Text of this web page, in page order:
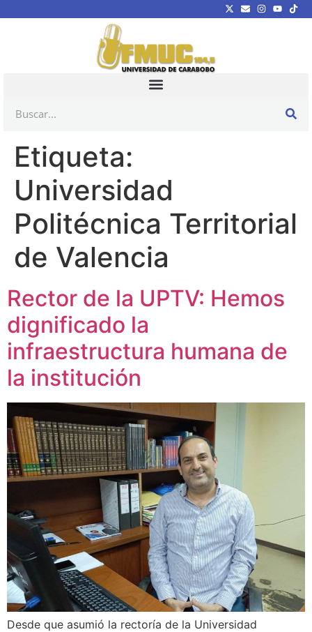
Etiqueta:
Universidad
Politécnica Territorial
de Valencia
Rector de la UPTV: Hemos
dignificado la
infraestructura humana de
la institución
Desde que asumió la rectoría de la Universidad